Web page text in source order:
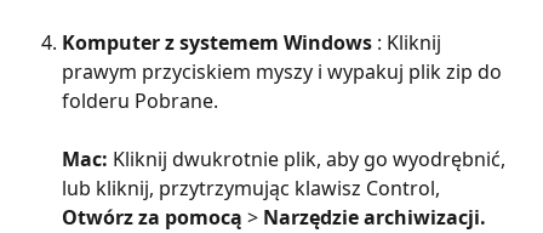
Komputer z systemem Windows : Kliknij
prawym przyciskiem myszy i wypakuj plik zip do
folderu Pobrane.
Mac: Kliknij dwukrotnie plik, aby go wyodrębnić,
lub kliknij, przytrzymując klawisz Control,
Otwórz za pomocą > Narzędzie archiwizacji.